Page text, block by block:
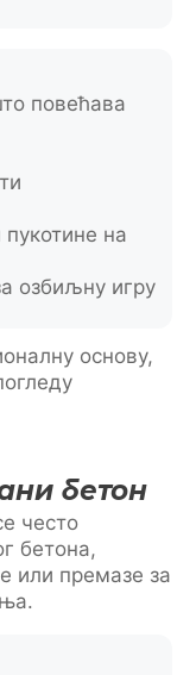
повећава
на
озбиљну игру
основу,
бетон
често
бетона,
или премазе за